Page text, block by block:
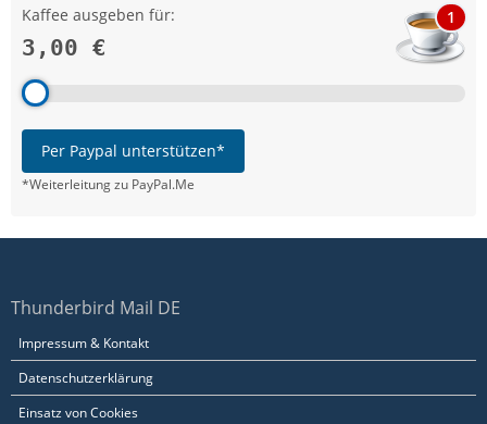
Kaffee ausgeben für:
3,00 €
1
Per Paypal unterstützen*
*Weiterleitung zu PayPal.Me
Thunderbird Mail DE
Impressum & Kontakt
Datenschutzerklärung
Einsatz von Cookies